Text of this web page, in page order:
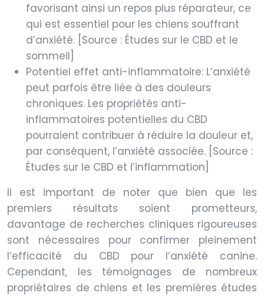
favorisant ainsi un repos plus réparateur, ce
qui est essentiel pour les chiens souffrant
d’anxiété. [Source : Études sur le CBD et le
sommeil]
Potentiel effet anti-inflammatoire: L’anxiété
peut parfois être liée à des douleurs
chroniques. Les propriétés anti-
inflammatoires potentielles du CBD
pourraient contribuer à réduire la douleur et,
par conséquent, l’anxiété associée. [Source :
Études sur le CBD et l’inflammation]
Il est important de noter que bien que les
premiers résultats soient prometteurs,
davantage de recherches cliniques rigoureuses
sont nécessaires pour confirmer pleinement
l’efficacité du CBD pour l’anxiété canine.
Cependant, les témoignages de nombreux
propriétaires de chiens et les premières études